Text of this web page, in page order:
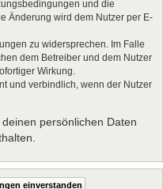
und die
Änderung wird dem Nutzer per E-
zu widersprechen. Im Falle
dem Betreiber und dem Nutzer
Wirkung.
und verbindlich, wenn der Nutzer
persönlichen Daten